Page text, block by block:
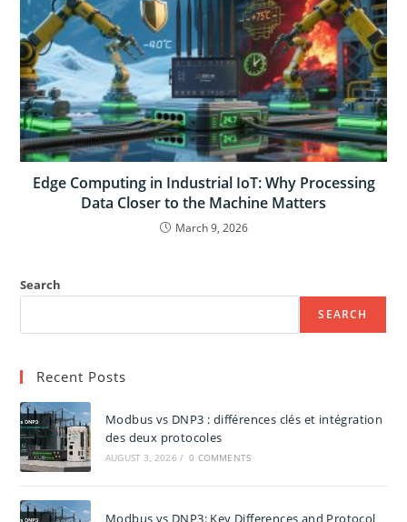
Edge Computing in Industrial IoT: Why Processing
Data Closer to the Machine Matters
March 9, 2026
Search
SEARCH
Recent Posts
Modbus vs DNP3 : différences clés et intégration
des deux protocoles
AUGUST 3, 2026 / 0 COMMENTS
Modbus vs DNP3: Key Differences and Protocol